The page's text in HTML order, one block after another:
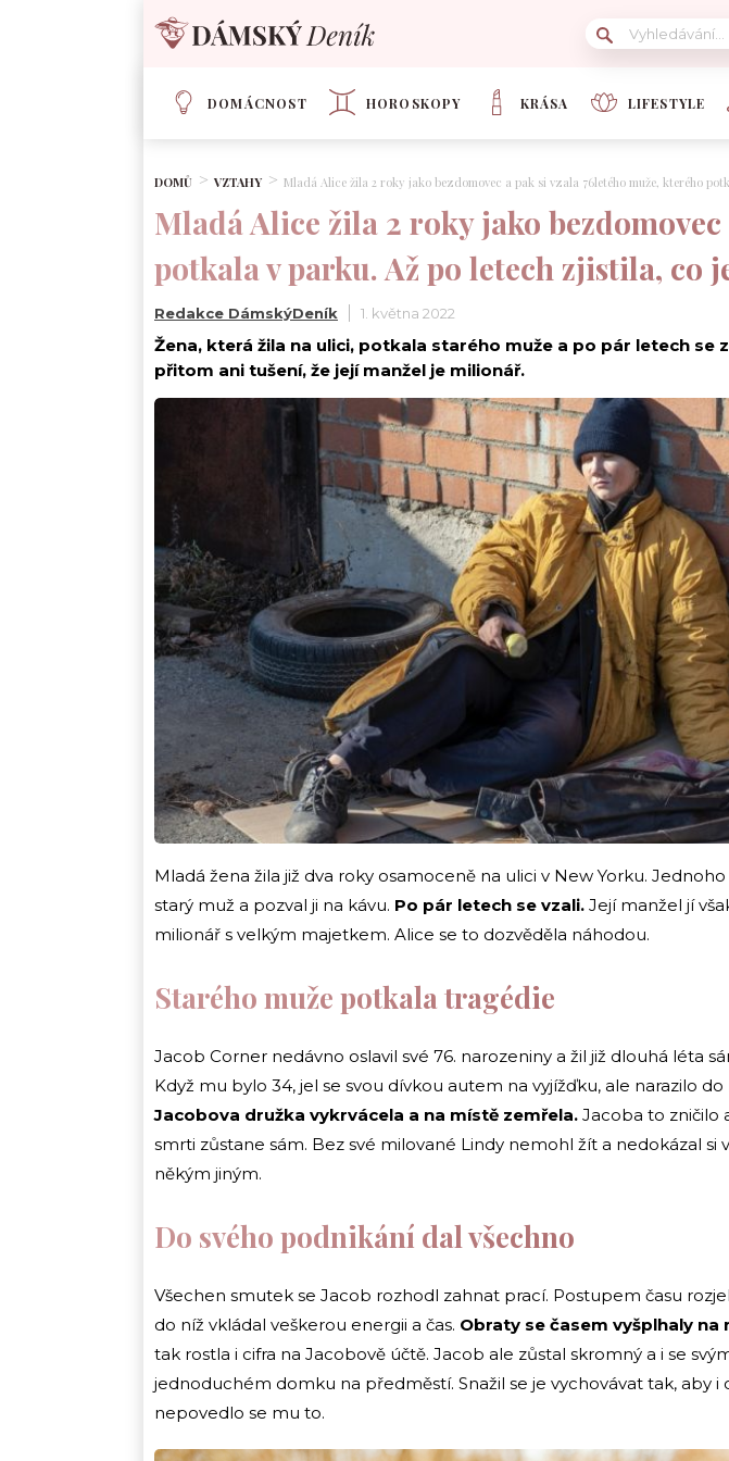
DOMÁCNOST HOROSKOPY KRÁSA LIFESTYLE
DOMŮ VZTAHY Mladá Alice žila 2 roky jako bezdomovec a pak si vzala 76letého muže, kterého
Mladá Alice žila 2 roky jako
potkala v parku. Až po letech zjistila, co
Redakce DámskýDeník 1. května 2022
Žena, která žila na ulici, potkala starého muže a po pár letech se
přitom ani tušení, že její manžel je milionář.
Mladá žena žila již dva roky osamoceně na ulici v New Yorku.
starý muž a pozval ji na kávu. Po pár letech se vzali. Její manžel jí
milionář s velkým majetkem. Alice se to dozvěděla náhodou.
Starého muže potkala tragédie
Jacob Corner nedávno oslavil své 76. narozeniny a žil již dlouhá léta
Když mu bylo 34, jel se svou dívkou autem na vyjížďku, ale narazilo
Jacobova družka vykrvácela a na místě zemřela. Jacoba to zničilo
smrti zůstane sám. Bez své milované Lindy nemohl žít a nedokázal si
někým jiným.
Do svého podnikání dal všechno
Všechen smutek se Jacob rozhodl zahnat prací. Postupem času
do níž vkládal veškerou energii a čas. Obraty se časem vyšplhaly
tak rostla i cifra na Jacobově účtě. Jacob ale zůstal skromný a i se
jednoduchém domku na předměstí. Snažil se je vychovávat tak, aby i
nepovedlo se mu to.